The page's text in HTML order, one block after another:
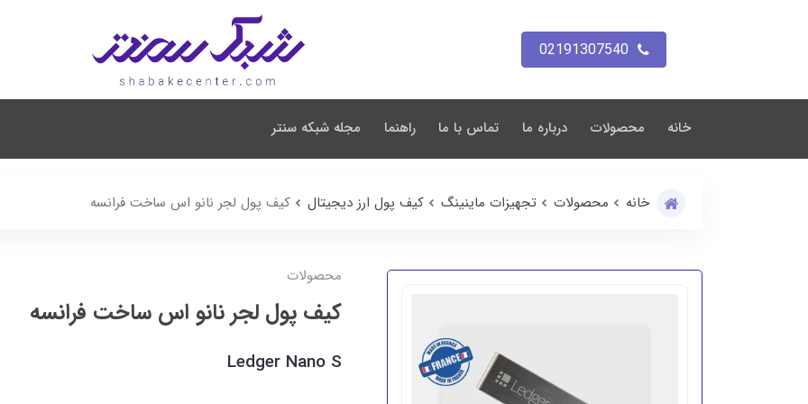
02191307540
خانه محصولات درباره ما تماس با ما راهنما مجله شبکه سنتر
خانه محصولات تجهیزات ماینینگ کیف پول ارز دیجیتال کیف پول لجر نانو اس ساخت فرانسه
محصولات
کیف پول لجر نانو اس ساخت فرانسه
Ledger Nano S